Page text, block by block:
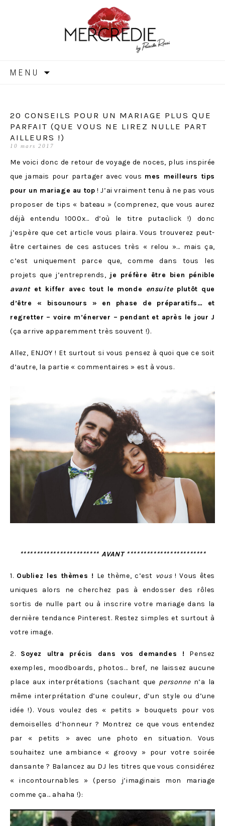
MERCREDIE
MENU
20 CONSEILS POUR UN MARIAGE PLUS QUE
PARFAIT (QUE VOUS NE LIREZ NULLE PART
AILLEURS !)
10 mars 2017
Me voici donc de retour de voyage de noces, plus inspirée
que jamais pour partager avec vous mes meilleurs tips
pour un mariage au top ! J’ai vraiment tenu à ne pas vous
proposer de tips « bateau » (comprenez, que vous aurez
déjà entendu 1000x… d’où le titre putaclick !) donc
j’espère que cet article vous plaira. Vous trouverez peut-
être certaines de ces astuces très « relou »… mais ça,
c’est uniquement parce que, comme dans tous les
projets que j’entreprends, je préfère être bien pénible
avant et kiffer avec tout le monde ensuiteplutôt que
d’être « bisounours » en phase de préparatifs… et
regretter – voire m’énerver – pendant et après le jour J
(ça arrive apparemment très souvent !).
Allez, ENJOY ! Et surtout si vous pensez à quoi que ce soit
d’autre, la partie « commentaires » est à vous.
************************ AVANT ************************
1. Oubliez les thèmes ! Le thème, c’est vous ! Vous êtes
uniques alors ne cherchez pas à endosser des rôles
sortis de nulle part ou à inscrire votre mariage dans la
dernière tendance Pinterest. Restez simples et surtout à
votre image.
2. Soyez ultra précis dans vos demandes ! Pensez
exemples, moodboards, photos… bref, ne laissez aucune
place aux interprétations (sachant que personnen’a la
même interprétation d’une couleur, d’un style ou d’une
idée !). Vous voulez des « petits » bouquets pour vos
demoiselles d’honneur ? Montrez ce que vous entendez
par « petits » avec une photo en situation. Vous
souhaitez une ambiance « groovy » pour votre soirée
dansante ? Balancez au DJ les titres que vous considérez
« incontournables » (perso j’imaginais mon mariage
comme ça… ahaha !):